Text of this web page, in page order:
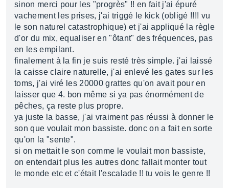
sinon merci pour les "progrès" !! en fait j'ai épuré
vachement les prises, j'ai triggé le kick (obligé !!!! vu
le son naturel catastrophique) et j'ai appliqué la règle
d'or du mix, equaliser en "ôtant" des fréquences, pas
en les empilant.
finalement à la fin je suis resté très simple. j'ai laissé
la caisse claire naturelle, j'ai enlevé les gates sur les
toms, j'ai viré les 20000 grattes qu'on avait pour en
laisser que 4. bon même si ya pas énormément de
pêches, ça reste plus propre.
ya juste la basse, j'ai vraiment pas réussi à donner le
son que voulait mon bassiste. donc on a fait en sorte
qu'on la "sente".
si on mettait le son comme le voulait mon bassiste,
on entendait plus les autres donc fallait monter tout
le monde etc et c'était l'escalade !! tu vois le genre !!